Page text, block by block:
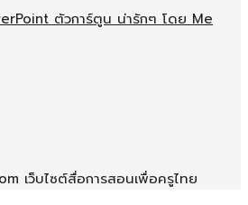
ตัวการ์ตูน น่ารักๆ โดย Me
เว็บไซต์สื่อการสอนเพื่อครูไทย